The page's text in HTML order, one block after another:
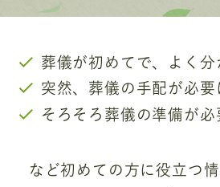
葬儀が初めてで、よく分
突然、葬儀の手配が必要
そろそろ葬儀の準備が
など初めての方に役立つ